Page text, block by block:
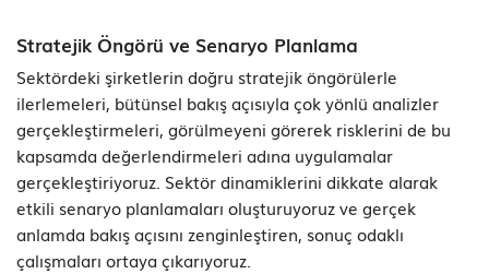
Stratejik Öngörü ve Senaryo Planlama
Sektördeki şirketlerin doğru stratejik öngörülerle
ilerlemeleri, bütünsel bakış açısıyla çok yönlü analizler
gerçekleştirmeleri, görülmeyeni görerek risklerini de bu
kapsamda değerlendirmeleri adına uygulamalar
gerçekleştiriyoruz. Sektör dinamiklerini dikkate alarak
etkili senaryo planlamaları oluşturuyoruz ve gerçek
anlamda bakış açısını zenginleştiren, sonuç odaklı
çalışmaları ortaya çıkarıyoruz.